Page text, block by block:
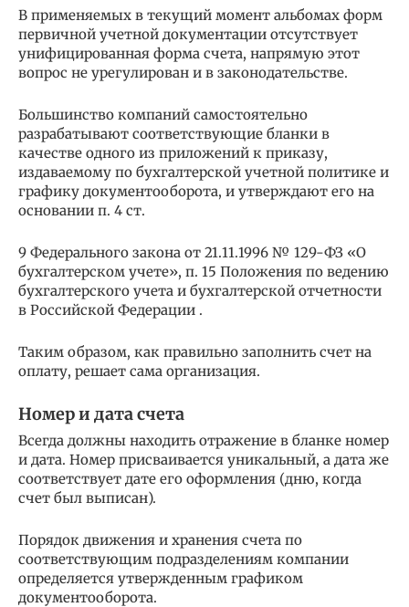
В применяемых в текущий момент альбомах форм
первичной учетной документации отсутствует
унифицированная форма счета, напрямую этот
вопрос не урегулирован и в законодательстве.
Большинство компаний самостоятельно
разрабатывают соответствующие бланки в
качестве одного из приложений к приказу,
издаваемому по бухгалтерской учетной политике и
графику документооборота, и утверждают его на
основании п. 4 ст.
9 Федерального закона от 21.11.1996 № 129-ФЗ «О
бухгалтерском учете», п. 15 Положения по ведению
бухгалтерского учета и бухгалтерской отчетности
в Российской Федерации .
Таким образом, как правильно заполнить счет на
оплату, решает сама организация.
Номер и дата счета
Всегда должны находить отражение в бланке номер
и дата. Номер присваивается уникальный, а дата же
соответствует дате его оформления (дню, когда
счет был выписан).
Порядок движения и хранения счета по
соответствующим подразделениям компании
определяется утвержденным графиком
документооборота.